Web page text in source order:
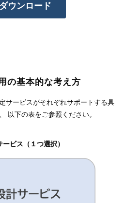
ウンロード
の基本的な考え方
サービスがそれぞれサポートする具
以下の表をご参照ください。
ビス（１つ選択）